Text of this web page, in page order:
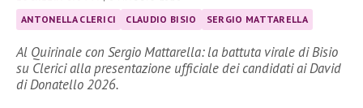
ANTONELLA CLERICI CLAUDIO BISIO SERGIO MATTARELLA
Al Quirinale con Sergio Mattarella: la battuta virale di Bisio
su Clerici alla presentazione ufficiale dei candidati ai David
di Donatello 2026.